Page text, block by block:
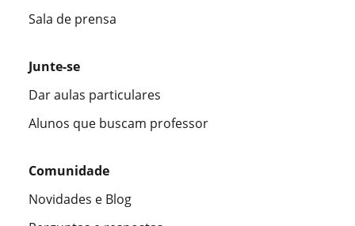
Sala de prensa
Junte-se
Dar aulas particulares
Alunos que buscam professor
Comunidade
Novidades e Blog